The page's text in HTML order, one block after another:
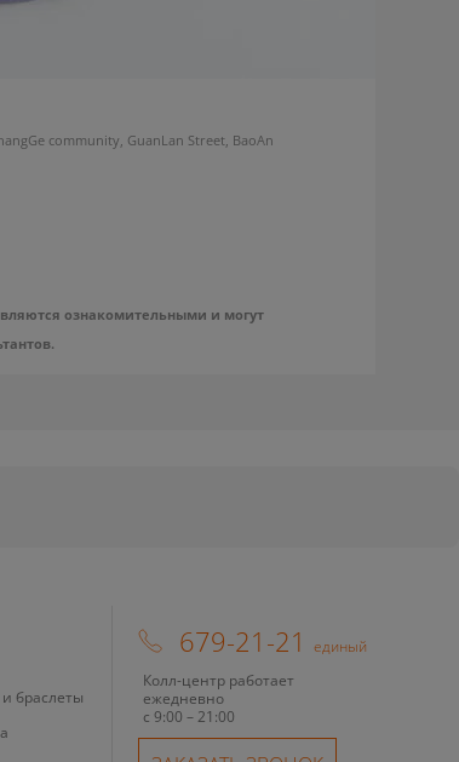
community, GuanLan Street, BaoAn
ознакомительными и могут
679-21-21
единый
Колл-центр работает
ежедневно
с 9:00 – 21:00
браслеты